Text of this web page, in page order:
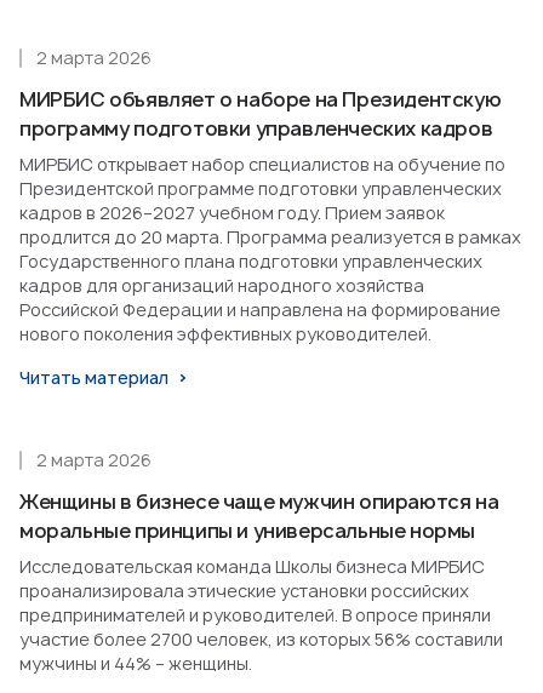
МИРБИС объявляет о наборе на Президентскую
программу подготовки управленческих кадров
2 марта 2026
МИРБИС открывает набор специалистов на обучение по
Президентской программе подготовки управленческих
кадров в 2026–2027 учебном году. Прием заявок
продлится до 20 марта. Программа реализуется в рамках
Государственного плана подготовки управленческих
кадров для организаций народного хозяйства
Российской Федерации и направлена на формирование
нового поколения эффективных руководителей.
Читать материал
Женщины в бизнесе чаще мужчин опираются на
моральные принципы и универсальные нормы
2 марта 2026
Исследовательская команда Школы бизнеса МИРБИС
проанализировала этические установки российских
предпринимателей и руководителей. В опросе приняли
участие более 2700 человек, из которых 56% составили
мужчины и 44% – женщины.